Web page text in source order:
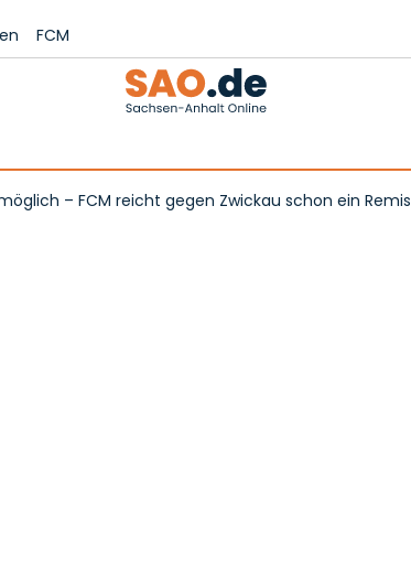
FCM
– FCM reicht gegen Zwickau schon ein Remis